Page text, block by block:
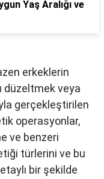
Yaş Aralığı ve
erkeklerin
düzeltmek veya
gerçekleştirilen
operasyonlar,
ve benzeri
türlerini ve bu
bir şekilde